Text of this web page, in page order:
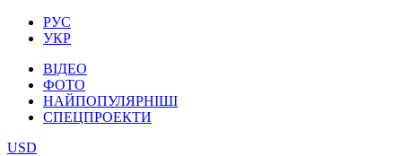
РУС
УКР
ВІДЕО
ФОТО
НАЙПОПУЛЯРНІШІ
СПЕЦПРОЕКТИ
USD